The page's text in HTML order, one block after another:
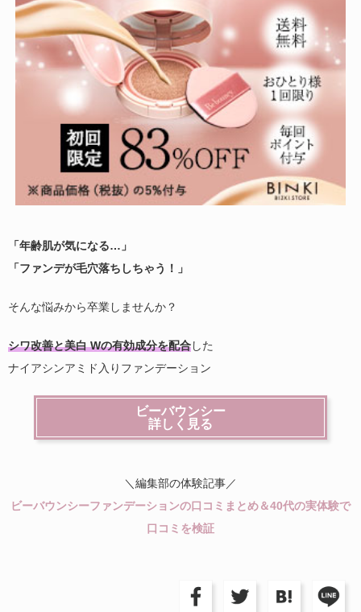
「年齢肌が気になる…」
「ファンデが毛穴落ちしちゃう！」
そんな悩みから卒業しませんか？
シワ改善と美白 Wの有効成分を配合した
ナイアシンアミド入りファンデーション
ビーバウンシー
詳しく見る
＼編集部の体験記事／
ビーバウンシーファンデーションの口コミまとめ＆40代の実体験で
口コミを検証